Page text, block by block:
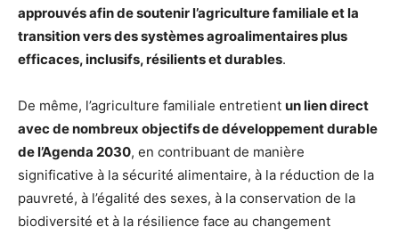
approuvés afin de soutenir l’agriculture familiale et la
transition vers des systèmes agroalimentaires plus
efficaces, inclusifs, résilients et durables.
De même, l’agriculture familiale entretient un lien direct
avec de nombreux objectifs de développement durable
de l’Agenda 2030, en contribuant de manière
significative à la sécurité alimentaire, à la réduction de la
pauvreté, à l’égalité des sexes, à la conservation de la
biodiversité et à la résilience face au changement